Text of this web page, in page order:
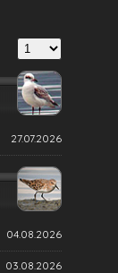
27.07.2026
04.08.2026
03.08.2026